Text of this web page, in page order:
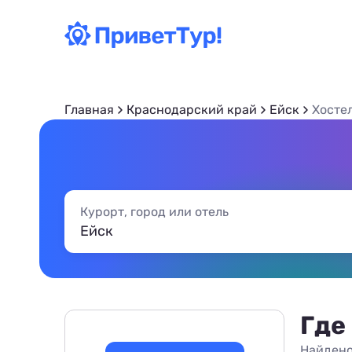
Главная Краснодарский край Ейск
Курорт, город или отель
Где